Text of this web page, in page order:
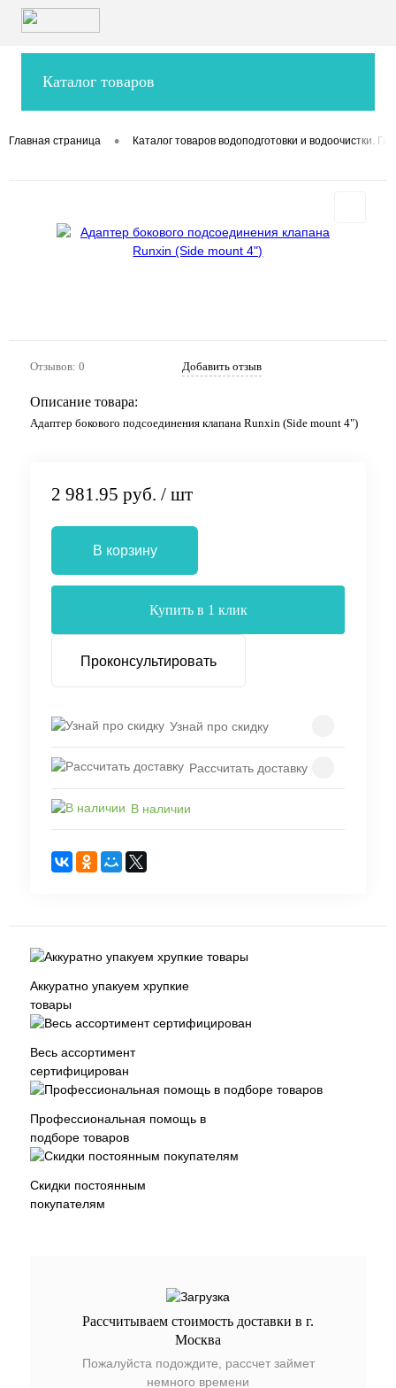
Каталог товаров
Главная страница • Каталог товаров водоподготовки и водоочистки.
Отзывов: 0 Добавить отзыв
Описание товара:
Адаптер бокового подсоединения клапана Runxin (Side mount 4")
2 981.95 руб. / шт
В корзину
Купить в 1 клик
Проконсультировать
Узнай про скидку
Рассчитать доставку
В наличии
Аккуратно упакуем хрупкие
товары
Весь ассортимент
сертифицирован
Профессиональная помощь в
подборе товаров
Скидки постоянным
покупателям
Рассчитываем стоимость доставки в г.
Москва
Пожалуйста подождите, рассчет займет
немного времени